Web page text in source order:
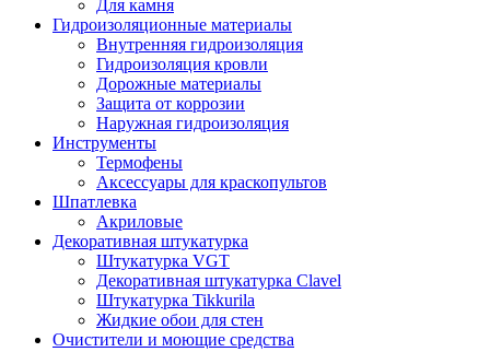
Для камня
Гидроизоляционные материалы
Внутренняя гидроизоляция
Гидроизоляция кровли
Дорожные материалы
Защита от коррозии
Наружная гидроизоляция
Инструменты
Термофены
Аксессуары для краскопультов
Шпатлевка
Акриловые
Декоративная штукатурка
Штукатурка VGT
Декоративная штукатурка Clavel
Штукатурка Tikkurila
Жидкие обои для стен
Очистители и моющие средства